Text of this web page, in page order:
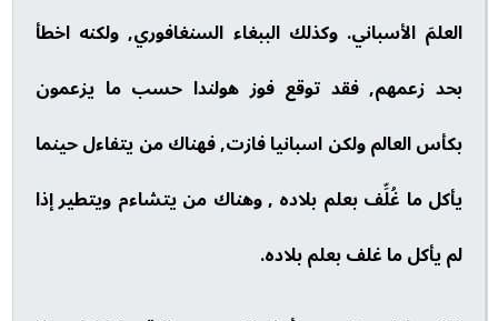
العلمَ الأسباني. وكذلك الببغاء السنغافوري, ولكنه اخطأ
بحد زعمهم, فقد توقع فوز هولندا حسب ما يزعمون
بكأس العالم ولكن اسبانيا فازت, فهناك من يتفاءل حينما
يأكل ما غُلِّف بعلم بلاده , وهناك من يتشاءم ويتطير إذا
لم يأكل ما غلف بعلم بلاده.